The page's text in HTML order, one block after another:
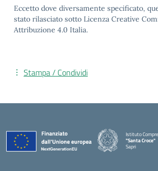
Eccetto dove diversamente specificato,
stato rilasciato sotto Licenza Creative
Attribuzione 4.0 Italia.
Stampa / Condividi
Istituto
"Santa Croce"
Sapri
— Visita la